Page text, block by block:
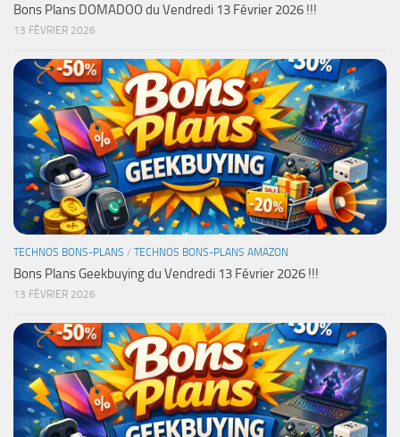
Bons Plans DOMADOO du Vendredi 13 Février 2026 !!!
13 FÉVRIER 2026
TECHNOS BONS-PLANS / TECHNOS BONS-PLANS AMAZON
Bons Plans Geekbuying du Vendredi 13 Février 2026 !!!
13 FÉVRIER 2026